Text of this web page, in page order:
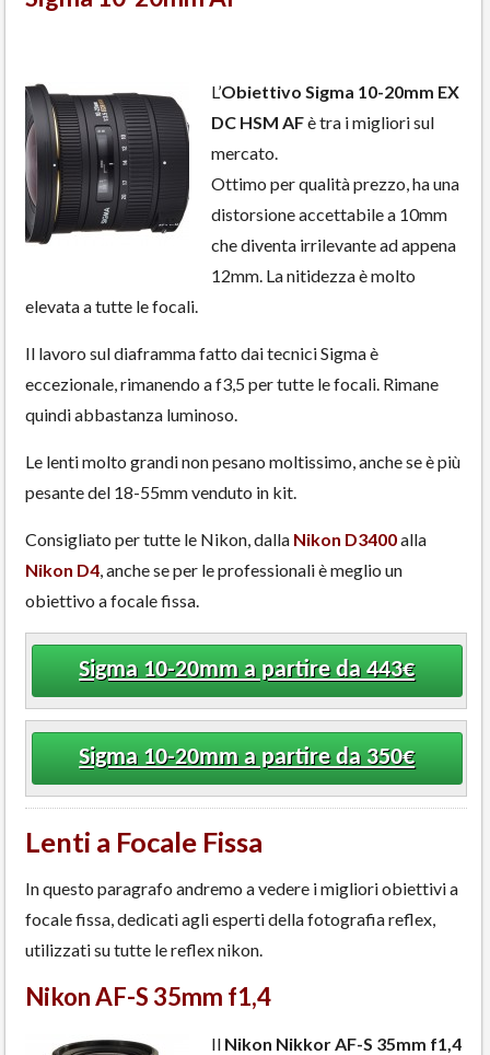
L’Obiettivo Sigma 10-20mm EX
DC HSM AFè tra i migliori sul
mercato.
Ottimo per qualità prezzo, ha una
distorsione accettabile a 10mm
che diventa irrilevante ad appena
12mm. La nitidezza è molto
elevata a tutte le focali.
Il lavoro sul diaframma fatto dai tecnici Sigma è
eccezionale, rimanendo a f3,5 per tutte le focali. Rimane
quindi abbastanza luminoso.
Le lenti molto grandi non pesano moltissimo, anche se è più
pesante del 18-55mm venduto in kit.
Consigliato per tutte le Nikon, dalla Nikon D3400alla
Nikon D4, anche se per le professionali è meglio un
obiettivo a focale fissa.
Sigma 10-20mm a partire da 443€
Sigma 10-20mm a partire da 350€
Lenti a Focale Fissa
In questo paragrafo andremo a vedere i migliori obiettivi a
focale fissa, dedicati agli esperti della fotografia reflex,
utilizzati su tutte le reflex nikon.
Nikon AF-S 35mm f1,4
Il Nikon Nikkor AF-S 35mm f1,4